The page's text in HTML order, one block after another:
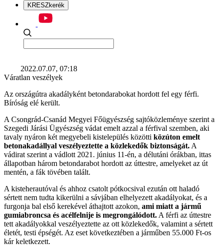
KRESZkerék
2022.07.07, 07:18
Váratlan veszélyek
Az országútra akadályként betondarabokat hordott fel egy férfi.
Bíróság elé került.
A Csongrád-Csanád Megyei Főügyészség sajtóközleménye szerint a
Szegedi Járási Ügyészség vádat emelt azzal a férfival szemben, aki
tavaly nyáron két megyebeli kistelepülés közötti közúton emelt
betonakadállyal veszélyeztette a közlekedők biztonságát. A
vádirat szerint a vádlott 2021. június 11-én, a délutáni órákban, ittas
állapotban három betondarabot hordott az úttestre, amelyeket az út
mentén, a fák tövében talált.
A kisteherautóval és ahhoz csatolt pótkocsival ezután ott haladó
sértett nem tudta kikerülni a sávjában elhelyezett akadályokat, és a
furgonja bal első kerekével áthajtott azokon, ami miatt a jármű
gumiabroncsa és acélfelnije is megrongálódott. A férfi az úttestre
tett akadályokkal veszélyeztette az ott közlekedők, valamint a sértett
életét, testi épségét. Az eset következtében a járműben 55.000 Ft-os
kár keletkezett.